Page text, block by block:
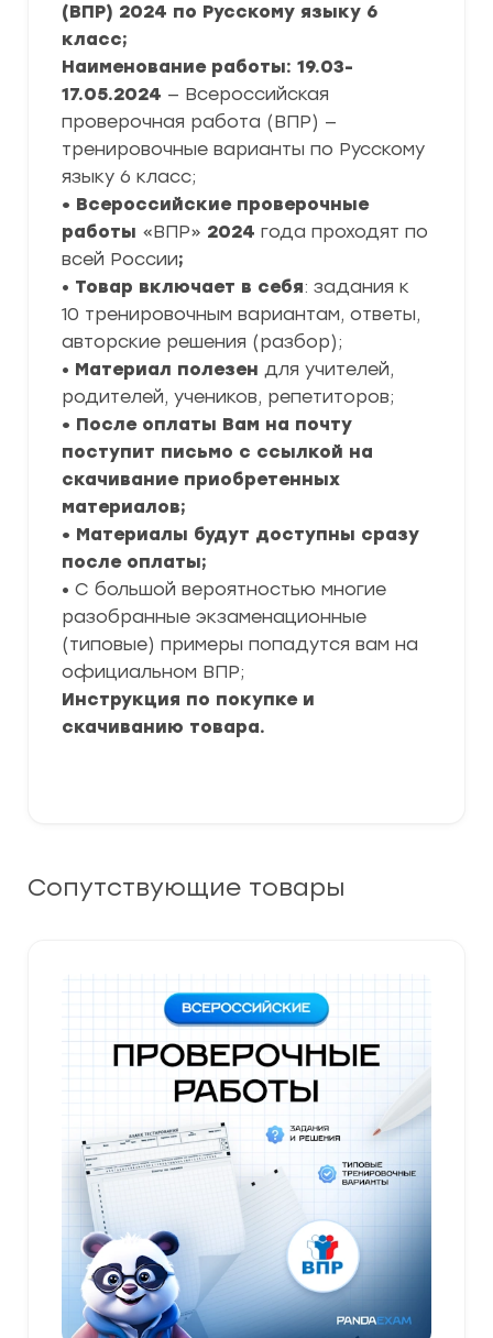
(ВПР) 2024 по Русскому языку 6
класс;
Наименование работы: 19.03-
17.05.2024 — Всероссийская
проверочная работа (ВПР) —
тренировочные варианты по Русскому
языку 6 класс;
• Всероссийские проверочные
работы «ВПР» 2024 года проходят по
всей России;
• Товар включает в себя: задания к
10 тренировочным вариантам, ответы,
авторские решения (разбор);
• Материал полезен для учителей,
родителей, учеников, репетиторов;
• После оплаты Вам на почту
поступит письмо с ссылкой на
скачивание приобретенных
материалов;
• Материалы будут доступны сразу
после оплаты;
• С большой вероятностью многие
разобранные экзаменационные
(типовые) примеры попадутся вам на
официальном ВПР;
Инструкция по покупке и
скачиванию товара.
Сопутствующие товары